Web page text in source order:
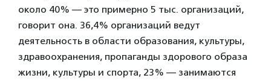
около 40% — это примерно 5 тыс. организаций,
говорит она. 36,4% организаций ведут
деятельность в области образования, культуры,
здравоохранения, пропаганды здорового образа
жизни, культуры и спорта, 23% — занимаются